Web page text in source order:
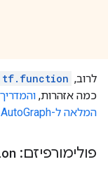
לרוב, tf.function
כמה אזהרות, והמדריך tf.function
המלאה ל-AutoGraph
פולימורפיזם: